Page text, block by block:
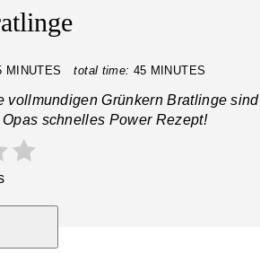
MINUTES total time: 45 MINUTES
vollmundigen Grünkern Bratlinge sind
schnelles Power Rezept!